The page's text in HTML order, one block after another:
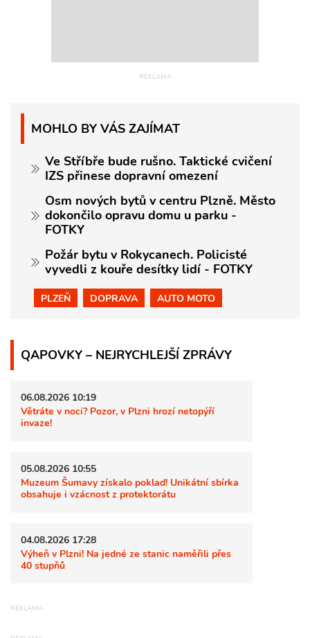
MOHLO BY VÁS ZAJÍMAT
Ve Stříbře bude rušno. Taktické cvičení
IZS přinese dopravní omezení
Osm nových bytů v centru Plzně. Město
dokončilo opravu domu u parku -
FOTKY
Požár bytu v Rokycanech. Policisté
vyvedli z kouře desítky lidí - FOTKY
PLZEŇ DOPRAVA AUTO MOTO
QAPOVKY – NEJRYCHLEJŠÍ ZPRÁVY
06.08.2026 10:19
Větráte v noci? Pozor, v Plzni hrozí netopýří
invaze!
05.08.2026 10:55
Muzeum Šumavy získalo poklad! Unikátní sbírka
obsahuje i vzácnost z protektorátu
04.08.2026 17:28
Výheň v Plzni! Na jedné ze stanic naměřili přes
40 stupňů